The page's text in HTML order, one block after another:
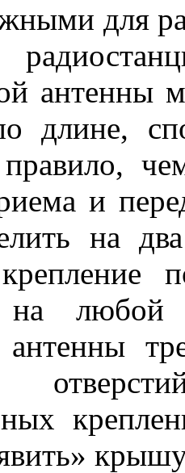
для
антенны
длине,
правило,
и
на
на любой